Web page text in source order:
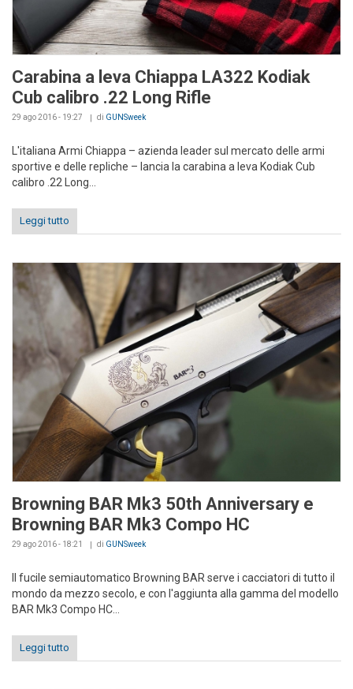
Carabina a leva Chiappa LA322 Kodiak
Cub calibro .22 Long Rifle
29 ago 2016 - 19:27 di GUNSweek
L'italiana Armi Chiappa – azienda leader sul mercato delle armi
sportive e delle repliche – lancia la carabina a leva Kodiak Cub
calibro .22 Long...
Leggi tutto
Browning BAR Mk3 50th Anniversary e
Browning BAR Mk3 Compo HC
29 ago 2016 - 18:21 di GUNSweek
Il fucile semiautomatico Browning BAR serve i cacciatori di tutto il
mondo da mezzo secolo, e con l'aggiunta alla gamma del modello
BAR Mk3 Compo HC...
Leggi tutto